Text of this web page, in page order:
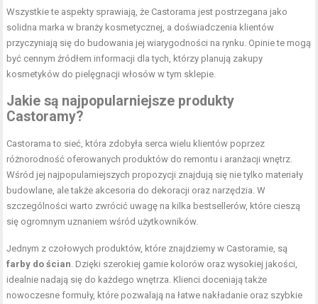
Wszystkie te aspekty sprawiają, że Castorama jest postrzegana jako
solidna marka w branży kosmetycznej, a doświadczenia klientów
przyczyniają się do budowania jej wiarygodności na rynku. Opinie te mogą
być cennym źródłem informacji dla tych, którzy planują zakupy
kosmetyków do pielęgnacji włosów w tym sklepie.
Jakie są najpopularniejsze produkty
Castoramy?
Castorama to sieć, która zdobyła serca wielu klientów poprzez
różnorodność oferowanych produktów do remontu i aranżacji wnętrz.
Wśród jej najpopularniejszych propozycji znajdują się nie tylko materiały
budowlane, ale także akcesoria do dekoracji oraz narzędzia. W
szczególności warto zwrócić uwagę na kilka bestsellerów, które cieszą
się ogromnym uznaniem wśród użytkowników.
Jednym z czołowych produktów, które znajdziemy w Castoramie, są
farby do ścian . Dzięki szerokiej gamie kolorów oraz wysokiej jakości,
idealnie nadają się do każdego wnętrza. Klienci doceniają także
nowoczesne formuły, które pozwalają na łatwe nakładanie oraz szybkie